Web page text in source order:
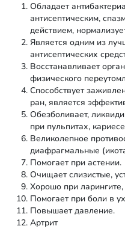
Обладает
антисептическим,
действием,
Является одним из
антисептических
Восстанавливает
физического
Способствует
ран, является
Обезболивает,
при пульпитах,
Великолепное
диафрагмальные
Помогает при астении.
Очищает слизистые,
Хорошо при ларингите,
Помогает при боли в
Повышает давление.
Артрит